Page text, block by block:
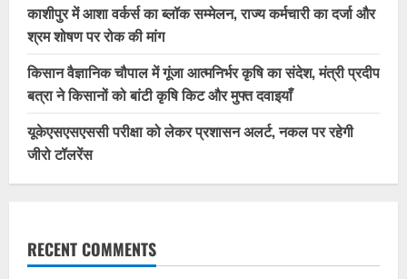
काशीपुर में आशा वर्कर्स का ब्लॉक सम्मेलन, राज्य कर्मचारी का दर्जा और
श्रम शोषण पर रोक की मांग
किसान वैज्ञानिक चौपाल में गूंजा आत्मनिर्भर कृषि का संदेश, मंत्री प्रदीप
बत्रा ने किसानों को बांटी कृषि किट और मुफ्त दवाइयाँ
यूकेएसएसएससी परीक्षा को लेकर प्रशासन अलर्ट, नकल पर रहेगी
जीरो टॉलरेंस
RECENT COMMENTS